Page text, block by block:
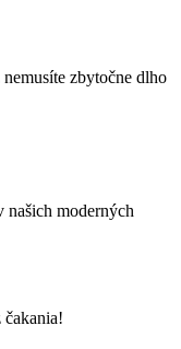
zbytočne dlho
moderných
čakania!